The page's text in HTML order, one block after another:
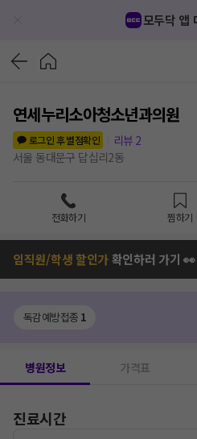
모두닥 앱
연세누리소아청소년과의원
로그인 후 별점확인
리뷰 2
서울 동대문구 답십리2동
전화하기 찜하기
임직원/학생 할인가확인하러 가기 👀
독감예방접종 1
병원정보 가격표
진료시간